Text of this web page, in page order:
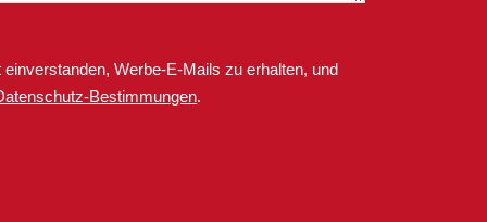
Werbe-E-Mails zu erhalten, und
Bestimmungen.